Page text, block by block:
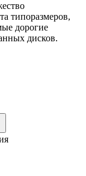
типоразмеров,
дорогие
дисков.